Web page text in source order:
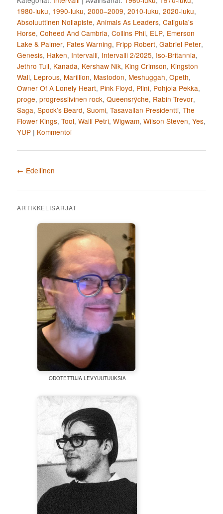
1980-luku, 1990-luku,2000–2009,2010-luku,2020-luku,
Absoluuttinen Nollapiste,Animals As Leaders,Caligula's
Horse,Coheed And Cambria,Collins Phil, ELP, Emerson
Lake & Palmer, Fates Warning, Fripp Robert,Gabriel Peter,
Genesis, Haken, Intervalli, Intervalli 2/2025, Iso-Britannia,
Jethro Tull, Kanada, Kershaw Nik, King Crimson, Kingston
Wall, Leprous, Marillion, Mastodon, Meshuggah,Opeth,
Owner Of A Lonely Heart, Pink Floyd, Plini, Pohjola Pekka,
proge,progressiivinen rock,Queensrÿche, Rabin Trevor,
Saga,Spock’s Beard,Suomi,Tasavallan Presidentti,The
Flower Kings,Tool,Walli Petri,Wigwam,Wilson Steven,Yes,
YUP | Kommentoi
Artikkelien selaus
← Edellinen
ARTIKKELISARJAT
ODOTETTUJA LEVYUUTUUKSIA